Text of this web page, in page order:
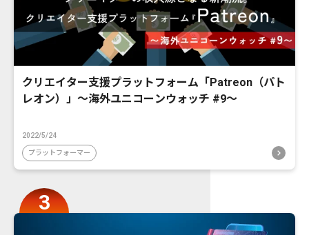
クリエイター支援プラットフォーム「Patreon（パト
レオン）」〜海外ユニコーンウォッチ #9〜
2022/5/24
プラットフォーマー